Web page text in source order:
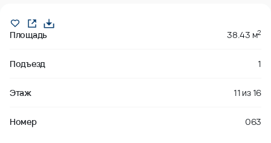
Площадь 38.43 м2
Подъезд 1
Этаж 11 из16
Номер 063